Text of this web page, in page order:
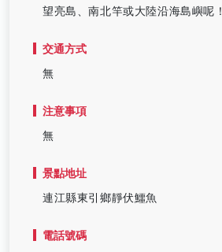
望亮島、南北竿或大陸沿海島嶼呢！
交通方式
無
注意事項
無
景點地址
連江縣東引鄉靜伏鱷魚
電話號碼